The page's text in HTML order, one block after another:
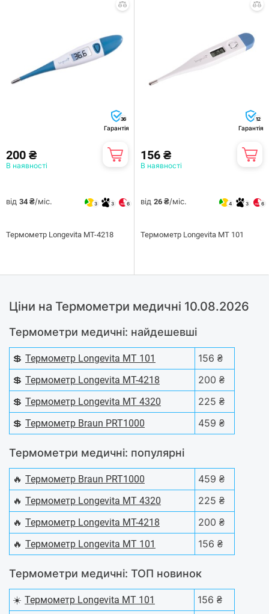
36
Гарантія
200 ₴
В наявності
від 34 ₴/міс. 3 3 6
Термометр Longevita MT-4218
12
Гарантія
156 ₴
В наявності
від 26 ₴/міс. 4 3 6
Термометр Longevita MT 101
Ціни на Термометри медичні 10.08.2026
Термометри медичні: найдешевші
💲 Термометр Longevita MT 101
156 ₴
💲 Термометр Longevita MT-4218
200 ₴
💲 Термометр Longevita MT 4320
225 ₴
💲 Термометр Braun PRT1000 459 ₴
Термометри медичні: популярні
🔥 Термометр Braun PRT1000
459 ₴
🔥 Термометр Longevita MT 4320
225 ₴
🔥 Термометр Longevita MT-4218
200 ₴
🔥 Термометр Longevita MT 101 156 ₴
Термометри медичні: ТОП новинок
☀️ Термометр Longevita MT 101
156 ₴